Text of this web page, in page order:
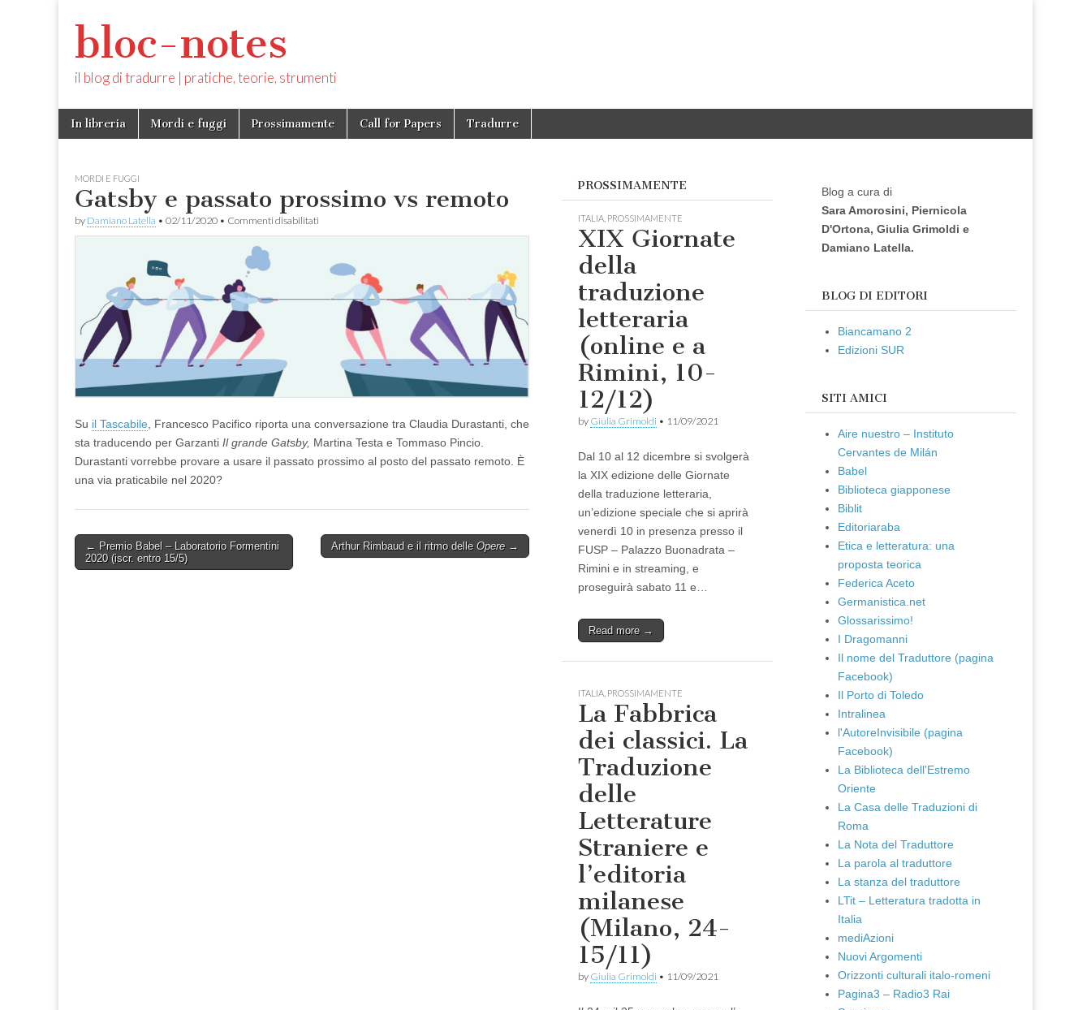
bloc-notes
il blog di tradurre | pratiche, teorie, strumenti
Main
menu
Skip
In libreria Mordi e fuggi Prossimamente Call for Papers Tradurre
MORDI E FUGGI
Gatsby e passato prossimo vs remoto
by Damiano Latella • 02/11/2020 • Commenti disabilitati
Gatsby
prossimo
remoto
Su il Tascabile , Francesco Pacifico riporta una conversazione tra Claudia Durastanti, che
sta traducendo per Garzanti Il grande Gatsby, Martina Testa e Tommaso Pincio.
Durastanti vorrebbe provare a usare il passato prossimo al posto del passato remoto. È
una via praticabile nel 2020?
Post
navigation
← Premio Babel – Laboratorio Formentini
2020 (iscr. entro 15/5)
Arthur Rimbaud e il ritmo delle Opere→
PROSSIMAMENTE
ITALIA PROSSIMAMENTE
XIX Giornate
della
traduzione
letteraria
(online e a
Rimini, 10-
12/12)
by Giulia Grimoldi • 11/09/2021
Dal 10 al 12 dicembre si svolgerà
la XIX edizione delle Giornate
della traduzione letteraria,
un’edizione speciale che si aprirà
venerdì 10 in presenza presso il
FUSP – Palazzo Buonadrata –
Rimini e in streaming, e
proseguirà sabato 11 e…
Read more →
ITALIA PROSSIMAMENTE
La Fabbrica
dei classici. La
Traduzione
delle
Letterature
Straniere e
l’editoria
milanese
(Milano, 24-
15/11)
by Giulia Grimoldi • 11/09/2021
Blog a cura di
Sara Amorosini, Piernicola
D'Ortona, Giulia Grimoldi e
Damiano Latella.
BLOG DI EDITORI
Biancamano 2
Edizioni SUR
SITI AMICI
Aire nuestro – Instituto
Cervantes de Milán
Babel
Biblioteca giapponese
Biblit
Editoriaraba
Etica e letteratura: una
proposta teorica
Federica Aceto
Germanistica.net
Glossarissimo!
I Dragomanni
Il nome del Traduttore (pagina
Facebook)
Il Porto di Toledo
Intralinea
l'AutoreInvisibile (pagina
Facebook)
La Biblioteca dell'Estremo
Oriente
La Casa delle Traduzioni di
Roma
La Nota del Traduttore
La parola al traduttore
La stanza del traduttore
LTit – Letteratura tradotta in
Italia
mediAzioni
Nuovi Argomenti
Orizzonti culturali italo-romeni
Pagina3 – Radio3 Rai